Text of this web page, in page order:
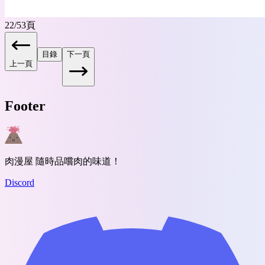
22/53頁
上一頁
目錄 下一頁
Footer
肉漫屋 隨時品嚐肉的味道！
Discord